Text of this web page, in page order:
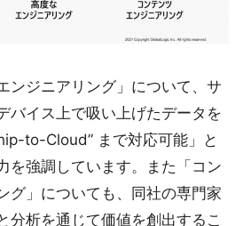
ンジニアリング」について、サ
バイス上で吸い上げたデータを
to-Cloud” まで対応可能」と
を強調しています。また「コン
グ」についても、同社の専門家
分析を通じて価値を創出するこ